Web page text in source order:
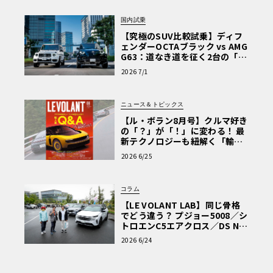
国内試乗
【究極のSUV比較試乗】ディフ
ェンダーOCTAブラック vs AMG
G63：道なき道を征く2台の「対
極的アプローチ」
2026 7/1
ニュース＆トピックス
【ル・ボラン8月号】クルマ好き
の「？」が「！」に変わる！ 最
新テクノロジーも紐解く「輸入
車Q&A」
2026 6/25
コラム
【LE VOLANT LAB】同じ骨格
でどう違う？ プジョー5008／シ
トロエンC5エアクロス／DS Nº4
読者一気乗りレポート
2026 6/24